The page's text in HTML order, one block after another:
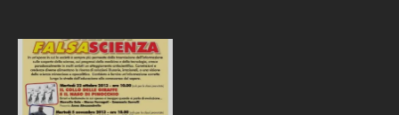
offendersi: tutte le forme di
vita sono imparentate. Non
lo sapevi? E magari credi
pure che i dinosauri si
siano estinti…